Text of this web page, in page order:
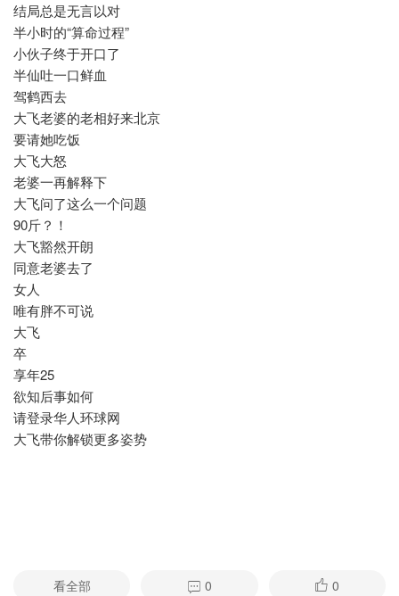
结局总是无言以对
半小时的“算命过程”
小伙子终于开口了
半仙吐一口鲜血
驾鹤西去
大飞老婆的老相好来北京
要请她吃饭
大飞大怒
老婆一再解释下
大飞问了这么一个问题
90斤？！
大飞豁然开朗
同意老婆去了
女人
唯有胖不可说
大飞
卒
享年25
欲知后事如何
请登录华人环球网
大飞带你解锁更多姿势
看全部 0 0